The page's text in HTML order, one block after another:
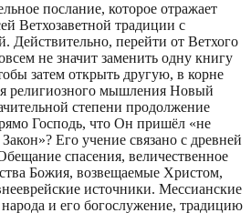
послание, которое отражает
Ветхозаветной традиции с
Действительно, перейти от Ветхого
не значит заменить одну книгу
затем открыть другую, в корне
религиозного мышления Новый
степени продолжение
Господь, что Он пришёл «не
Его учение связано с древней
спасения, величественное
Божия, возвещаемые Христом,
источники. Мессианские
и его богослужение, традицию